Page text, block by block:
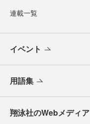
連載一覧
イベント
用語集
翔泳社のWebメディア